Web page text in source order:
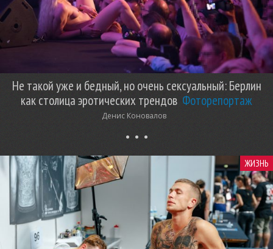
Не такой уже и бедный, но очень сексуальный: Берлин
как столица эротических трендов Фоторепортаж
Денис Коновалов
ЖИЗНЬ